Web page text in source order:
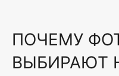
ПОЧЕМУ
ВЫБИРАЮТ